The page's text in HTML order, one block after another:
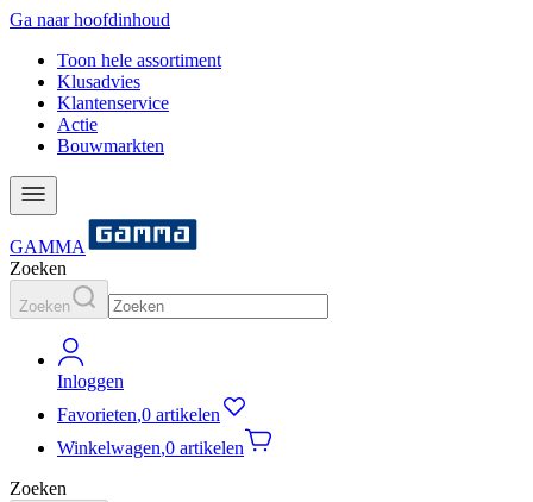
Ga naar hoofdinhoud
Toon hele assortiment
Klusadvies
Klantenservice
Actie
Bouwmarkten
GAMMA
Zoeken
Zoeken
Inloggen
Favorieten,0 artikelen
Winkelwagen,0 artikelen
Zoeken